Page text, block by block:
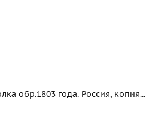
обр.1803 года. Россия, копия...